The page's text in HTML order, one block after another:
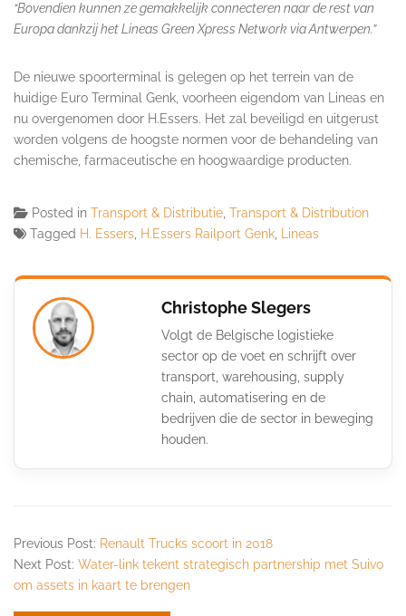
“Bovendien kunnen ze gemakkelijk connecteren naar de rest van
Europa dankzij het Lineas Green Xpress Network via Antwerpen.”
De nieuwe spoorterminal is gelegen op het terrein van de
huidige Euro Terminal Genk, voorheen eigendom van Lineas en
nu overgenomen door H.Essers. Het zal beveiligd en uitgerust
worden volgens de hoogste normen voor de behandeling van
chemische, farmaceutische en hoogwaardige producten.
Posted in Transport & Distributie Transport & Distribution
Tagged H. Essers H.Essers Railport Genk Lineas
Christophe Slegers
Volgt de Belgische logistieke
sector op de voet en schrijft over
transport, warehousing, supply
chain, automatisering en de
bedrijven die de sector in beweging
houden.
Previous Post: Renault Trucks scoort in 2018
Next Post: Water-link tekent strategisch partnership met Suivo
om assets in kaart te brengen